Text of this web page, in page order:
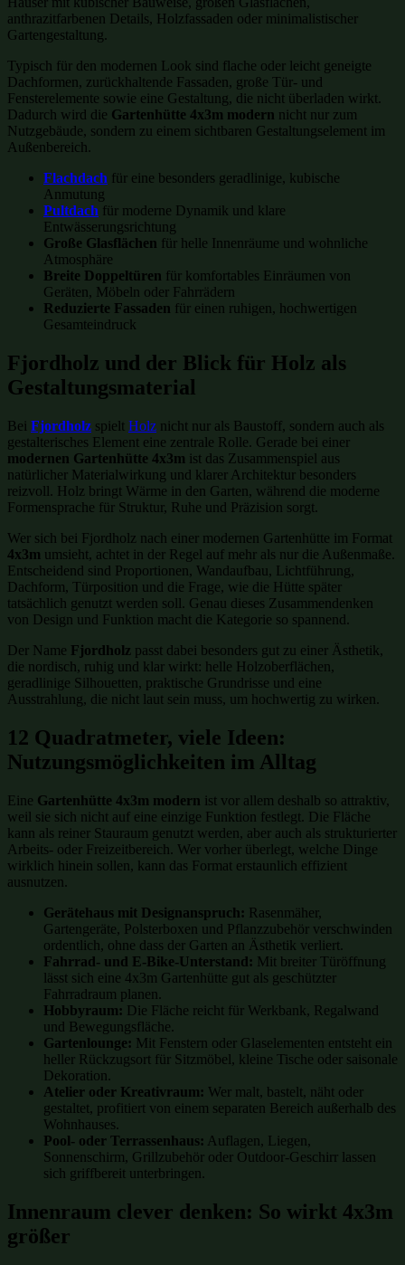
anthrazitfarbenen Details, Holzfassaden oder minimalistischer
Gartengestaltung.
Typisch für den modernen Look sind flache oder leicht geneigte
Dachformen, zurückhaltende Fassaden, große Tür- und
Fensterelemente sowie eine Gestaltung, die nicht überladen wirkt.
Dadurch wird die Gartenhütte 4x3m modern nicht nur zum
Nutzgebäude, sondern zu einem sichtbaren Gestaltungselement im
Außenbereich.
Flachdach für eine besonders geradlinige, kubische
Anmutung
Pultdach für moderne Dynamik und klare
Entwässerungsrichtung
Große Glasflächen für helle Innenräume und wohnliche
Atmosphäre
Breite Doppeltüren für komfortables Einräumen von
Geräten, Möbeln oder Fahrrädern
Reduzierte Fassaden für einen ruhigen, hochwertigen
Gesamteindruck
Fjordholz und der Blick für Holz als
Gestaltungsmaterial
Bei Fjordholz spielt Holz nicht nur als Baustoff, sondern auch als
gestalterisches Element eine zentrale Rolle. Gerade bei einer
modernen Gartenhütte 4x3m ist das Zusammenspiel aus
natürlicher Materialwirkung und klarer Architektur besonders
reizvoll. Holz bringt Wärme in den Garten, während die moderne
Formensprache für Struktur, Ruhe und Präzision sorgt.
Wer sich bei Fjordholz nach einer modernen Gartenhütte im Format
4x3m umsieht, achtet in der Regel auf mehr als nur die Außenmaße.
Entscheidend sind Proportionen, Wandaufbau, Lichtführung,
Dachform, Türposition und die Frage, wie die Hütte später
tatsächlich genutzt werden soll. Genau dieses Zusammendenken
von Design und Funktion macht die Kategorie so spannend.
Der Name Fjordholz passt dabei besonders gut zu einer Ästhetik,
die nordisch, ruhig und klar wirkt: helle Holzoberflächen,
geradlinige Silhouetten, praktische Grundrisse und eine
Ausstrahlung, die nicht laut sein muss, um hochwertig zu wirken.
12 Quadratmeter, viele Ideen:
Nutzungsmöglichkeiten im Alltag
Eine Gartenhütte 4x3m modern ist vor allem deshalb so attraktiv,
weil sie sich nicht auf eine einzige Funktion festlegt. Die Fläche
kann als reiner Stauraum genutzt werden, aber auch als strukturierter
Arbeits- oder Freizeitbereich. Wer vorher überlegt, welche Dinge
wirklich hinein sollen, kann das Format erstaunlich effizient
ausnutzen.
Gerätehaus mit Designanspruch: Rasenmäher,
Gartengeräte, Polsterboxen und Pflanzzubehör verschwinden
ordentlich, ohne dass der Garten an Ästhetik verliert.
Fahrrad- und E-Bike-Unterstand: Mit breiter Türöffnung
lässt sich eine 4x3m Gartenhütte gut als geschützter
Fahrradraum planen.
Hobbyraum: Die Fläche reicht für Werkbank, Regalwand
und Bewegungsfläche.
Gartenlounge: Mit Fenstern oder Glaselementen entsteht ein
heller Rückzugsort für Sitzmöbel, kleine Tische oder saisonale
Dekoration.
Atelier oder Kreativraum: Wer malt, bastelt, näht oder
gestaltet, profitiert von einem separaten Bereich außerhalb des
Wohnhauses.
Pool- oder Terrassenhaus: Auflagen, Liegen,
Sonnenschirm, Grillzubehör oder Outdoor-Geschirr lassen
sich griffbereit unterbringen.
Innenraum clever denken: So wirkt 4x3m
größer